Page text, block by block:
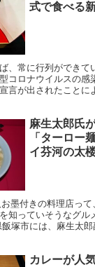
式で食べる
、常に行列ができて
コロナウイルスの感
言が出されたことに
麻生太郎氏
「ターロー
イ芬河の太
墨付きの料理店って
知っていそうなグル
塚市には、麻生太
カレーが人